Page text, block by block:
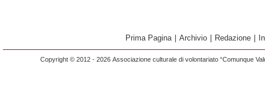
Prima Pagina | Archivio | Redazione |
Copyright © 2012 - 2026 Associazione culturale di volontariato “Comunque